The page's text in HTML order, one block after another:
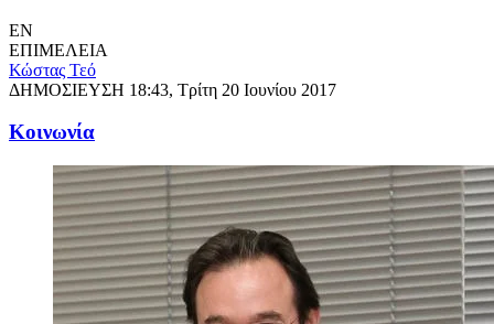
EN
ΕΠΙΜΕΛΕΙΑ
Κώστας Τεό
ΔΗΜΟΣΙΕΥΣΗ 18:43, Τρίτη 20 Ιουνίου 2017
Κοινωνία